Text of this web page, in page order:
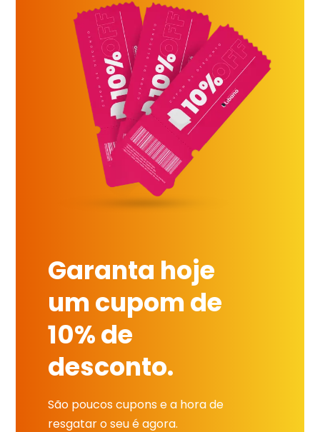
Garanta hoje
um cupom de
10% de
desconto.
São poucos cupons e a hora de
resgatar o seu é agora.